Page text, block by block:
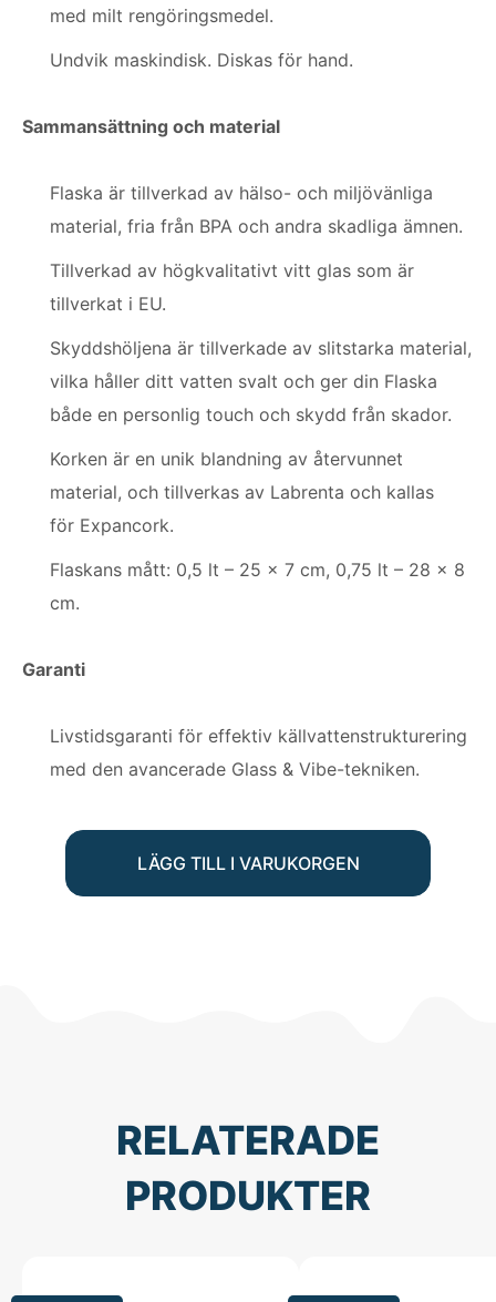
med milt rengöringsmedel.
Undvik maskindisk. Diskas för hand.
Sammansättning och material
Flaska är tillverkad av hälso- och miljövänliga
material, fria från BPA och andra skadliga ämnen.
Tillverkad av högkvalitativt vitt glas som är
tillverkat i EU.
Skyddshöljena är tillverkade av slitstarka material,
vilka håller ditt vatten svalt och ger din Flaska
både en personlig touch och skydd från skador.
Korken är en unik blandning av återvunnet
material, och tillverkas av Labrenta och kallas
för Expancork.
Flaskans mått: 0,5 lt – 25 x 7 cm, 0,75 lt – 28 x 8
cm.
Garanti
Livstidsgaranti för effektiv källvattenstrukturering
med den avancerade Glass & Vibe-tekniken.
LÄGG TILL I VARUKORGEN
RELATERADE
PRODUKTER